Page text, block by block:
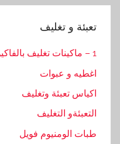
تعبئة و تغليف
1 – ماكينات تغليف بالفاكيوم
اغطيه و عبوات
اكياس تعبئة وتغليف
التعبئةو التغليف
طبات الومنيوم فويل